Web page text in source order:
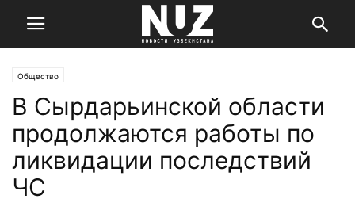
Общество
В Сырдарьинской области
продолжаются работы по
ликвидации последствий
ЧС